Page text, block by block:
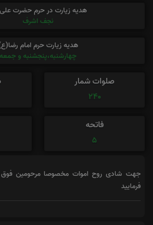
هدیه زیارت در حرم حضرت
نجف اشرف
هدیه زیارت حرم امام
چهارشنبه،پنجشنبه و جمعه
صلوات شمار
240
فاتحه
5
جهت شادی روح اموات مخصوصا مرحومین فوق
فرمایید